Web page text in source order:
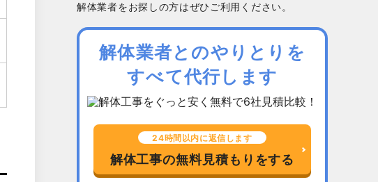
解体業者をお探しの方はぜひご利用ください。
解体業者とのやりとりを
すべて代行します
24時間以内に返信します
解体工事の無料見積もりをする